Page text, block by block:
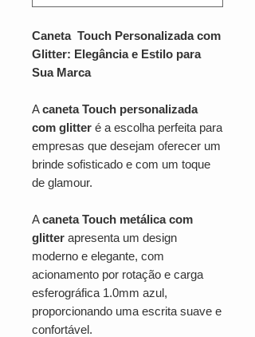
Caneta Touch Personalizada com
Glitter: Elegância e Estilo para
Sua Marca
Acaneta Touch personalizada
com glitter é a escolha perfeita para
empresas que desejam oferecer um
brinde sofisticado e com um toque
de glamour.
Acaneta Touch metálica com
glitter apresenta um design
moderno e elegante, com
acionamento por rotação e carga
esferográfica 1.0mm azul,
proporcionando uma escrita suave e
confortável.